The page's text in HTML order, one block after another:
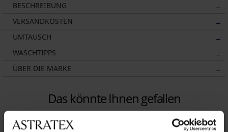
BESCHREIBUNG
VERSANDKOSTEN
UMTAUSCH
WASCHTIPPS
ÜBER DIE MARKE
Das könnte Ihnen gefallen
LIMITED LIMITED